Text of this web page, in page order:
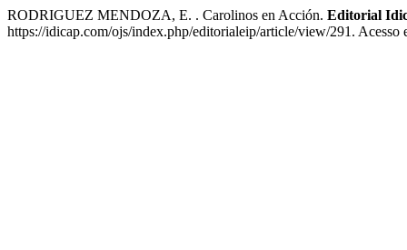
RODRIGUEZ MENDOZA, E. . Carolinos en Acción. Editorial
https://idicap.com/ojs/index.php/editorialeip/article/view/291. Acesso